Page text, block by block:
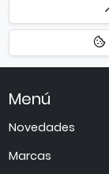
Menú
Novedades
Marcas